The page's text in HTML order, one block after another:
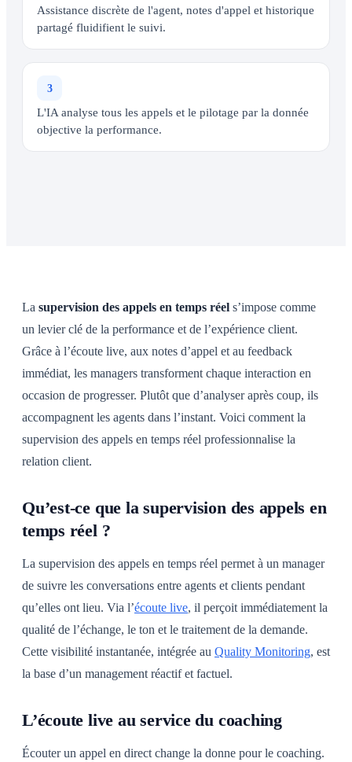
Assistance discrète de l'agent, notes d'appel et historique
partagé fluidifient le suivi.
3
L'IA analyse tous les appels et le pilotage par la donnée
objective la performance.
La supervision des appels en temps réel s’impose comme
un levier clé de la performance et de l’expérience client.
Grâce à l’écoute live, aux notes d’appel et au feedback
immédiat, les managers transforment chaque interaction en
occasion de progresser. Plutôt que d’analyser après coup, ils
accompagnent les agents dans l’instant. Voici comment la
supervision des appels en temps réel professionnalise la
relation client.
Qu’est-ce que la supervision des appels en
temps réel ?
La supervision des appels en temps réel permet à un manager
de suivre les conversations entre agents et clients pendant
qu’elles ont lieu. Via l’écoute live, il perçoit immédiatement la
qualité de l’échange, le ton et le traitement de la demande.
Cette visibilité instantanée, intégrée au Quality Monitoring, est
la base d’un management réactif et factuel.
L’écoute live au service du coaching
Écouter un appel en direct change la donne pour le coaching.